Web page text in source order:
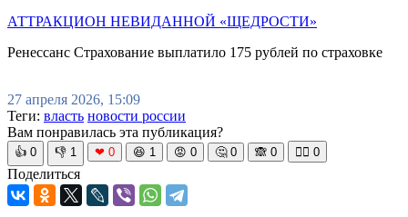
АТТРАКЦИОН НЕВИДАННОЙ «ЩЕДРОСТИ»
Ренессанс Страхование выплатило 175 рублей по страховке
27 апреля 2026, 15:09
Теги: власть новости россии
Вам понравилась эта публикация?
👍 0 👎 1 ❤ 0 😆 1 😡 0 🤔 0 🙈 0 🧘‍♀️ 0
Поделиться